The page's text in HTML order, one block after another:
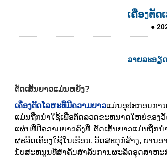
ເຄື່ອງຕັດ
●
ລາຍ​ລະ​ອຽ
ຕັດເສັ້ນຍາວແມ່ນຫຍັງ?
ເຄື່ອງຕັດໂລຫະທີ່ມີຄວາມຍາວແມ່ນອຸປະກອນກາ
ແມ່ນຖືກນໍາໃຊ້ເພື່ອຕັດລວດຂະຫນາດໃຫຍ່ຂອງ
ແຜ່ນທີ່ມີຄວາມຍາວຄົງທີ່. ຕັດເສັ້ນຍາວແມ່ນຖືກ
ຜະລິດເຄື່ອງໃຊ້ໃນເຮືອນ, ວັດສະດຸກໍ່ສ້າງ, ຍາ
ນັບສະຫນູນທີ່ສໍາຄັນສໍາລັບການຜະລິດອຸດສາຫະ